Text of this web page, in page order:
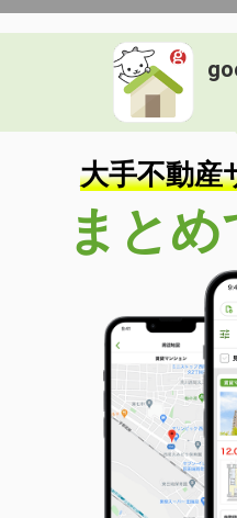
神奈川県鎌倉市極楽寺１丁
価 格
住 所
神
専有面積
間取り
1LDK
神奈川県川崎市幸区中幸町
価 格
神
間取り
1K
神奈川県足柄上郡大井町金
価 格
7.20
住 所
神奈
専有面積
間取り
1LDK
大手不動産
まとめ